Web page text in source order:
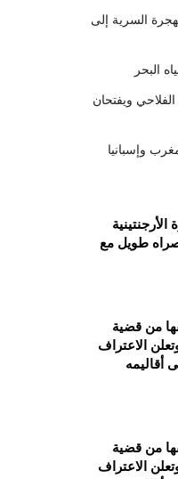
السرية إلى
البحر
ويفتحان
وإسبانيا
طويل مع
من قضية
الاعتراف
أقاليمه
من قضية
الاعتراف